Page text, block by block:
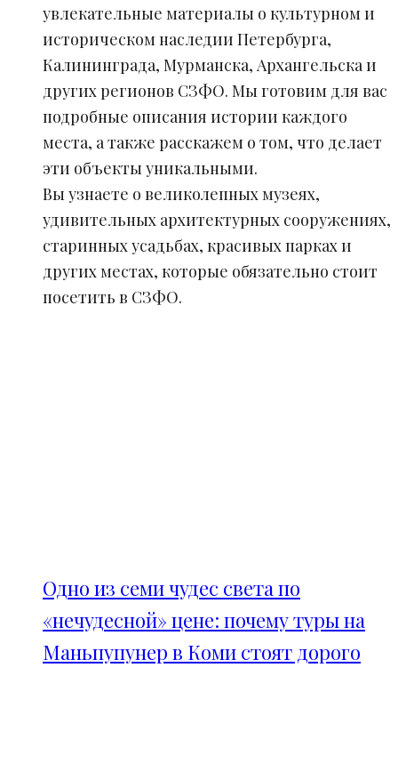
увлекательные материалы о культурном и
историческом наследии Петербурга,
Калининграда, Мурманска, Архангельска и
других регионов СЗФО. Мы готовим для вас
подробные описания истории каждого
места, а также расскажем о том, что делает
эти объекты уникальными.
Вы узнаете о великолепных музеях,
удивительных архитектурных сооружениях,
старинных усадьбах, красивых парках и
других местах, которые обязательно стоит
посетить в СЗФО.
Одно из семи чудес света по
«нечудесной» цене: почему туры на
Маньпупунер в Коми стоят дорого